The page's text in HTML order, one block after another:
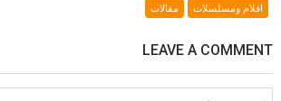
افلام ومسلسلات مقالات
LEAVE A COMMENT